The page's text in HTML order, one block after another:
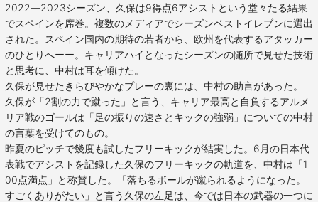
2022―2023シーズン、久保は9得点6アシストという堂々たる結果
でスペインを席巻。複数のメディアでシーズンベストイレブンに選出
された。スペイン国内の期待の若者から、欧州を代表するアタッカー
のひとりへーー。キャリアハイとなったシーズンの随所で見せた技術
と思考に、中村は耳を傾けた。
久保が見せたきらびやかなプレーの裏には、中村の助言があった。
久保が「2割の力で蹴った」と言う、キャリア最高と自負するアルメ
リア戦のゴールは「足の振りの速さとキックの強弱」についての中村
の言葉を受けてのもの。
昨夏のピッチで幾度も試したフリーキックが結実した。6月の日本代
表戦でアシストを記録した久保のフリーキックの軌道を、中村は「1
00点満点」と称賛した。「落ちるボールが蹴られるようになった。
すごくありがたい」と言う久保の左足は、今では日本の武器の一つに